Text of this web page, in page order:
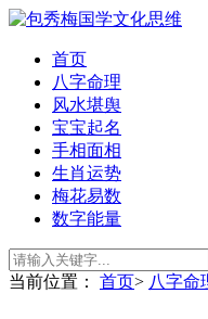
首页
八字命理
风水堪舆
宝宝起名
手相面相
生肖运势
梅花易数
数字能量
当前位置： 首页> 八字命